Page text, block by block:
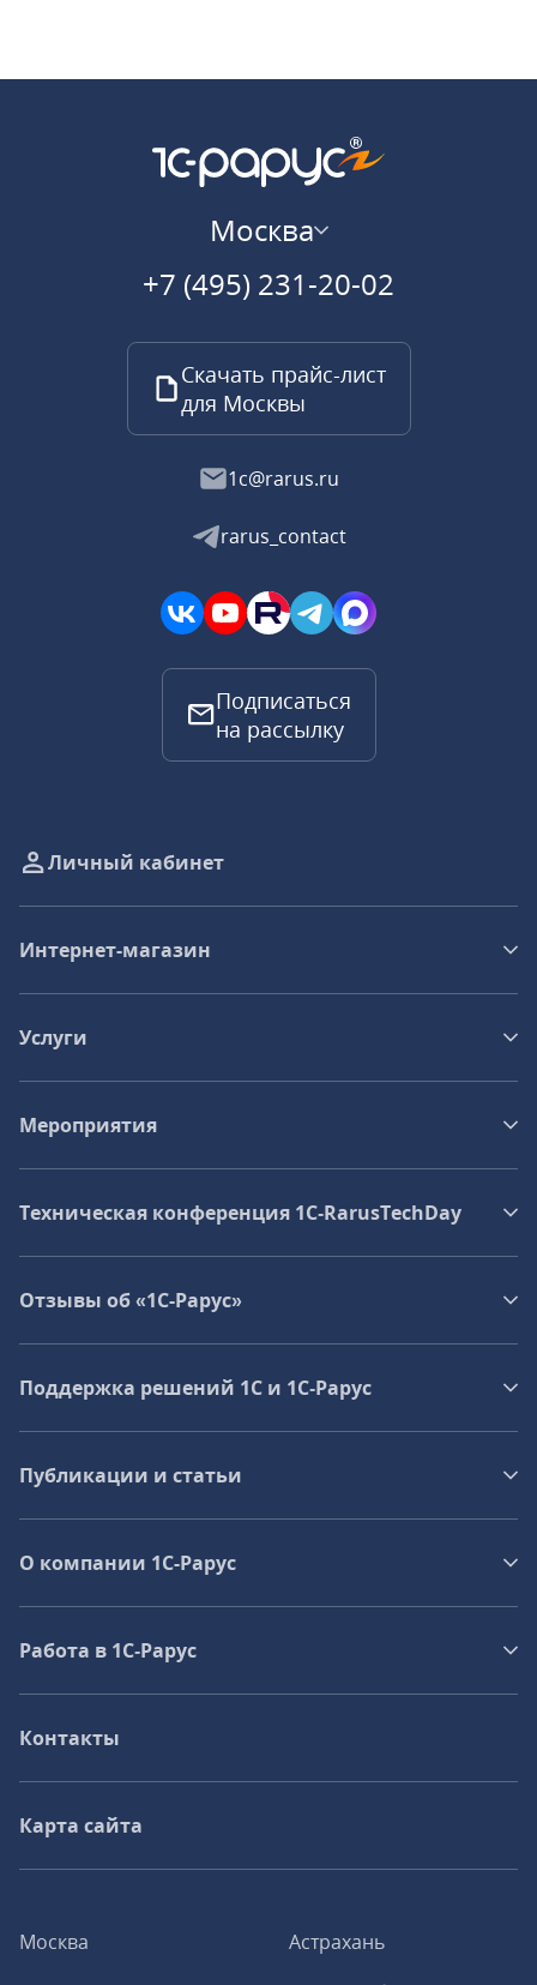
Москва
+7 (495) 231-20-02
Скачать прайс-лист
для Москвы
1c@rarus.ru
rarus_contact
Подписаться
на рассылку
Москва
Астрахань
Личный кабинет
Интернет-магазин
Услуги
Мероприятия
Техническая конференция 1C‑RarusTechDay
Отзывы об «1С-Рарус»
Поддержка решений 1С и 1С‑Рарус
Публикации и статьи
О компании 1C-Рарус
Работа в 1С‑Рарус
Контакты
Карта сайта